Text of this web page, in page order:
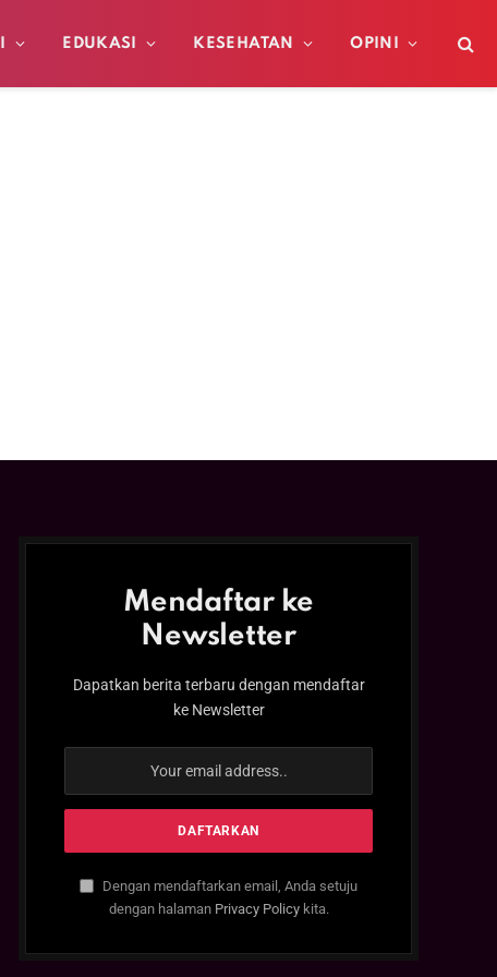
EDUKASI KESEHATAN OPINI
Mendaftar ke
Newsletter
Dapatkan berita terbaru dengan mendaftar
ke Newsletter
Dengan mendaftarkan email, Anda setuju
dengan halaman Privacy Policykita.